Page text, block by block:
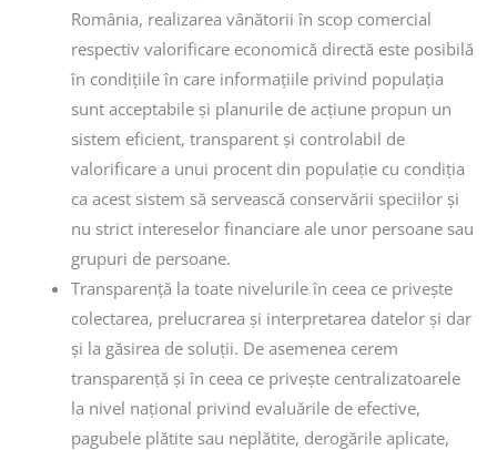
România, realizarea vânătorii în scop comercial
respectiv valorificare economică directă este posibilă
în condițiile în care informațiile privind populația
sunt acceptabile și planurile de acțiune propun un
sistem eficient, transparent și controlabil de
valorificare a unui procent din populație cu condiția
ca acest sistem să servească conservării speciilor și
nu strict intereselor financiare ale unor persoane sau
grupuri de persoane.
Transparență la toate nivelurile în ceea ce privește
colectarea, prelucrarea și interpretarea datelor și dar
și la găsirea de soluții. De asemenea cerem
transparență și în ceea ce privește centralizatoarele
la nivel național privind evaluările de efective,
pagubele plătite sau neplătite, derogările aplicate,